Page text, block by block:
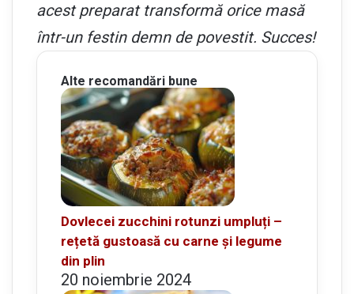
acest preparat transformă orice masă
într-un festin demn de povestit. Succes!
Alte recomandări bune
Dovlecei zucchini rotunzi umpluți –
rețetă gustoasă cu carne și legume
din plin
20 noiembrie 2024